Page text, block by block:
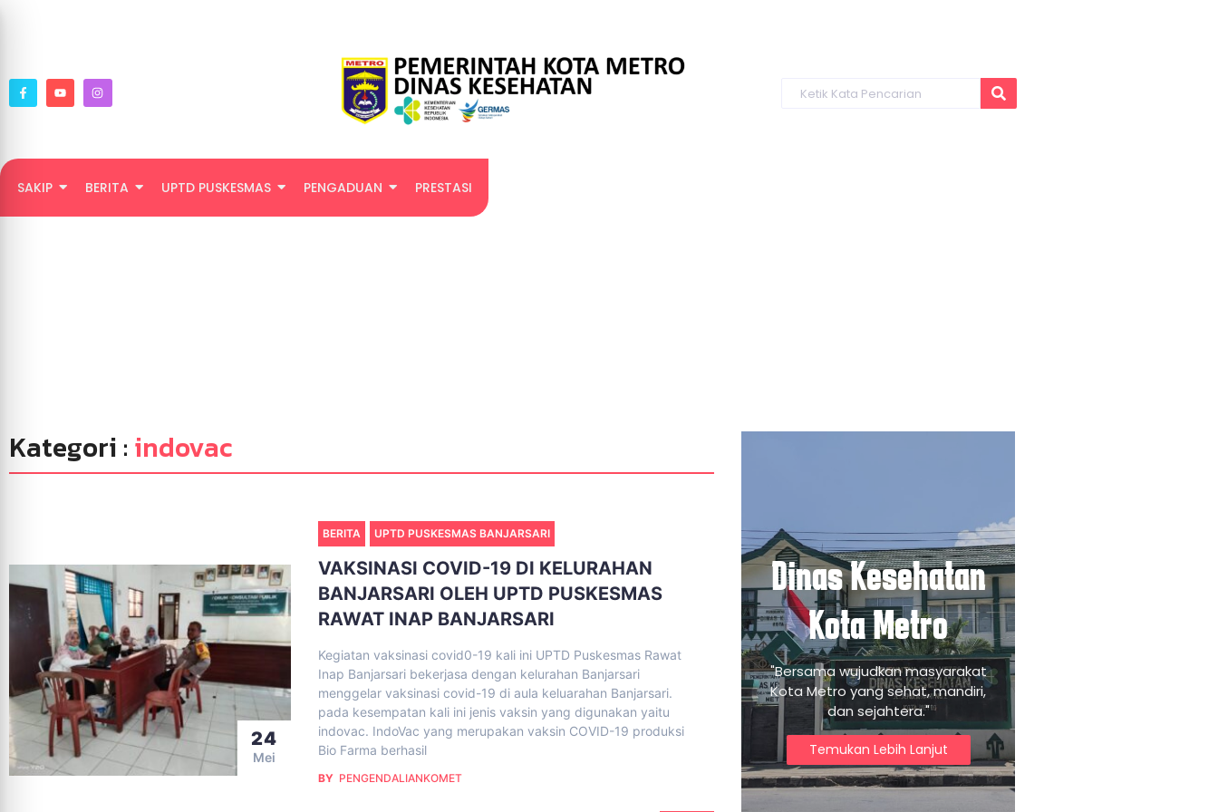
SAKIP BERITA UPTD PUSKESMAS PENGADUAN PRESTASI
Kategori : indovac
24
Mei
BERITA UPTD PUSKESMAS BANJARSARI
VAKSINASI COVID-19 DI KELURAHAN
BANJARSARI OLEH UPTD PUSKESMAS
RAWAT INAP BANJARSARI
Kegiatan vaksinasi covid0-19 kali ini UPTD Puskesmas Rawat
Inap Banjarsari bekerjasa dengan kelurahan Banjarsari
menggelar vaksinasi covid-19 di aula keluarahan Banjarsari.
pada kesempatan kali ini jenis vaksin yang digunakan yaitu
indovac. IndoVac yang merupakan vaksin COVID-19 produksi
Bio Farma berhasil
BY PENGENDALIANKOMET
Dinas Kesehatan
Kota Metro
"Bersama wujudkan masyarakat
Kota Metro yang sehat, mandiri,
dan sejahtera."
Temukan Lebih Lanjut